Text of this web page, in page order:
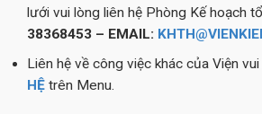
lưới vui lòng liên hệ Phòng Kế hoạch
38368453 – EMAIL:
Liên hệ về công việc khác của Viện
HỆtrên Menu.